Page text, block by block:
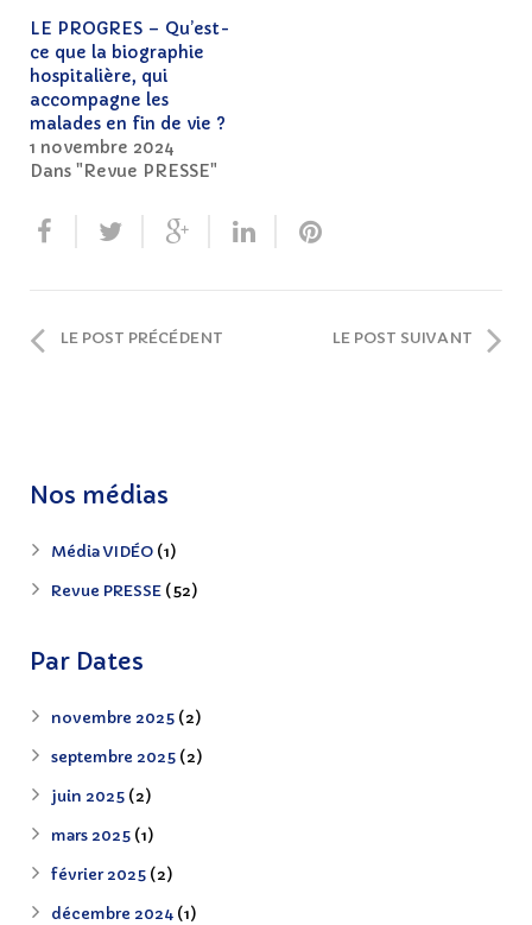
LE PROGRES – Qu’est-
ce que la biographie
hospitalière, qui
accompagne les
malades en fin de vie ?
1 novembre 2024
Dans "Revue PRESSE"
LE POST PRÉCÉDENT LE POST SUIVANT
Nos médias
Média VIDÉO (1)
Revue PRESSE (52)
Par Dates
novembre 2025 (2)
septembre 2025 (2)
juin 2025 (2)
mars 2025 (1)
février 2025 (2)
décembre 2024 (1)